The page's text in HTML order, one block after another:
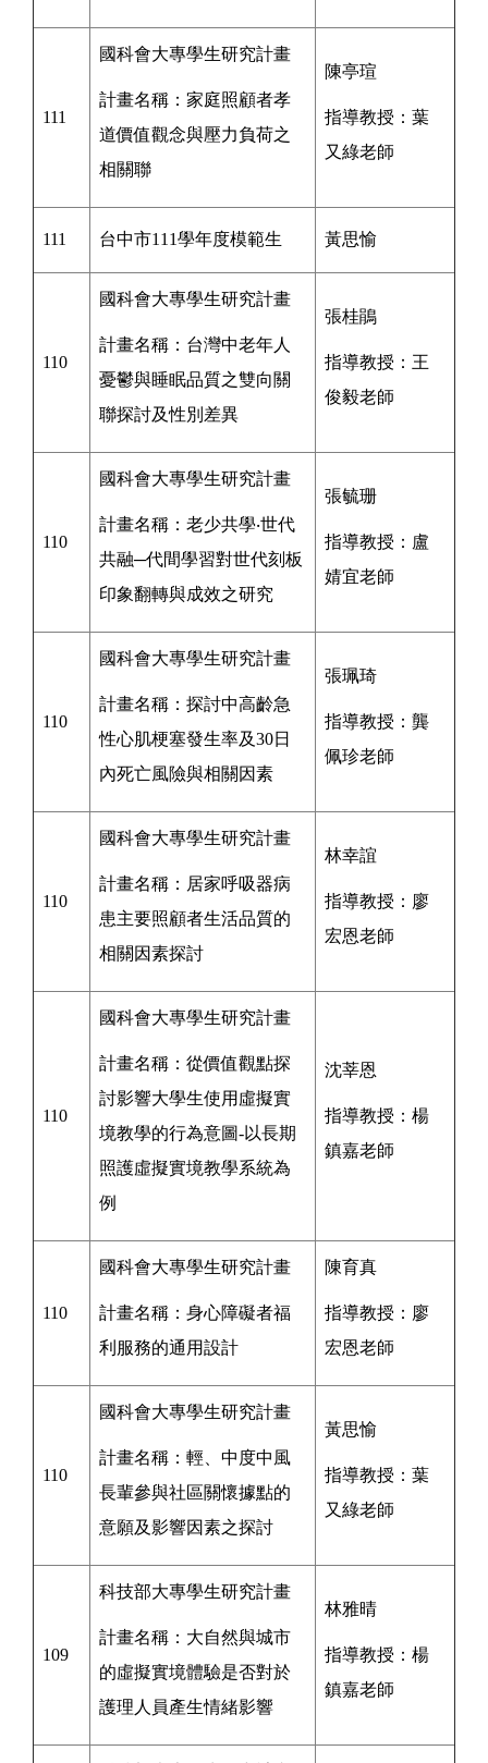
111
國科會大專學生研究計畫
計畫名稱：家庭照顧者孝
道價值觀念與壓力負荷之
相關聯
陳亭瑄
指導教授：葉
又綠老師
111 台中市111學年度模範生 黃思愉
110
國科會大專學生研究計畫
計畫名稱：台灣中老年人
憂鬱與睡眠品質之雙向關
聯探討及性別差異
張桂鵑
指導教授：王
俊毅老師
110
國科會大專學生研究計畫
計畫名稱：老少共學‧世代
共融─代間學習對世代刻板
印象翻轉與成效之研究
張毓珊
指導教授：盧
婧宜老師
110
國科會大專學生研究計畫
計畫名稱：探討中高齡急
性心肌梗塞發生率及30日
內死亡風險與相關因素
張珮琦
指導教授：龔
佩珍老師
110
國科會大專學生研究計畫
計畫名稱：居家呼吸器病
患主要照顧者生活品質的
相關因素探討
林幸誼
指導教授：廖
宏恩老師
110
國科會大專學生研究計畫
計畫名稱：從價值觀點探
討影響大學生使用虛擬實
境教學的行為意圖-以長期
照護虛擬實境教學系統為
例
沈莘恩
指導教授：楊
鎮嘉老師
110
國科會大專學生研究計畫
計畫名稱：身心障礙者福
利服務的通用設計
陳育真
指導教授：廖
宏恩老師
110
國科會大專學生研究計畫
計畫名稱：輕、中度中風
長輩參與社區關懷據點的
意願及影響因素之探討
黃思愉
指導教授：葉
又綠老師
109
科技部大專學生研究計畫
計畫名稱：大自然與城市
的虛擬實境體驗是否對於
護理人員產生情緒影響
林雅晴
指導教授： 楊
鎮嘉老師